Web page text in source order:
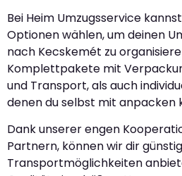
Bei Heim Umzugsservice
Optionen wählen, um deinen
nach Kecskemét zu
Komplettpakete mit
und Transport, als auch
denen du selbst mit anpacken
Dank unserer engen
Partnern, können wir dir
Transportmöglichkeiten